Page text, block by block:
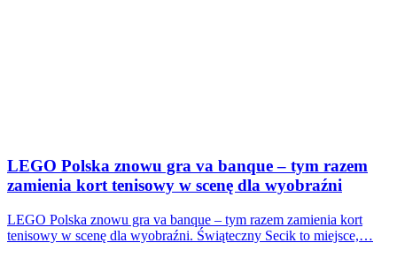
LEGO Polska znowu gra va banque – tym razem
zamienia kort tenisowy w scenę dla wyobraźni
LEGO Polska znowu gra va banque – tym razem zamienia kort
tenisowy w scenę dla wyobraźni. Świąteczny Secik to miejsce,…